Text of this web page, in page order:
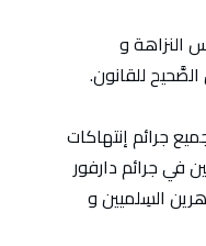
النزاهة و
للقانون.
جرائم إنتهاكات
في جرائم دارفور
السِلميين و